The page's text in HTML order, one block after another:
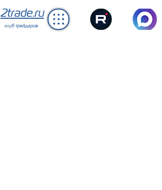
2trade.ru
клуб трейдеров